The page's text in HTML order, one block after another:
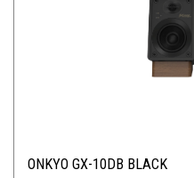
ONKYO GX-10DB BLACK